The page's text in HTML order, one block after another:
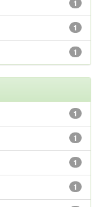
1
1
1
1
1
1
1